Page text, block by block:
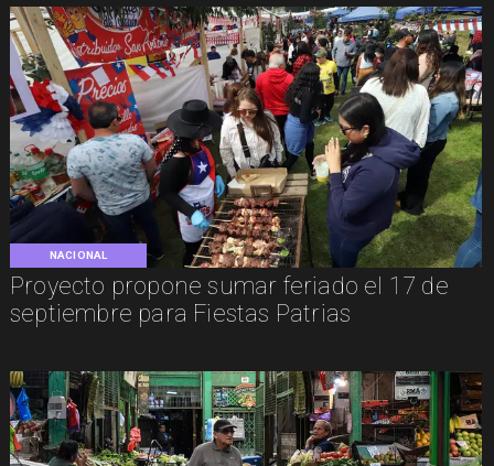
NACIONAL
Proyecto propone sumar feriado el 17 de
septiembre para Fiestas Patrias